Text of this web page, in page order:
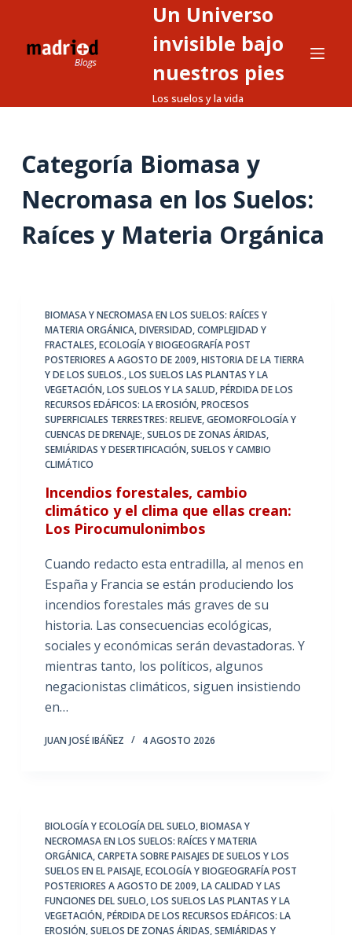
Un Universo
invisible bajo
nuestros pies
Los suelos y la vida
Categoría Biomasa y
Necromasa en los Suelos:
Raíces y Materia Orgánica
BIOMASA Y NECROMASA EN LOS SUELOS: RAÍCES Y
MATERIA ORGÁNICA,DIVERSIDAD, COMPLEJIDAD Y
FRACTALES,ECOLOGÍA Y BIOGEOGRAFÍA POST
POSTERIORES A AGOSTO DE 2009,HISTORIA DE LA TIERRA
Y DE LOS SUELOS.,LOS SUELOS LAS PLANTAS Y LA
VEGETACIÓN,LOS SUELOS Y LA SALUD,PÉRDIDA DE LOS
RECURSOS EDÁFICOS: LA EROSIÓN,PROCESOS
SUPERFICIALES TERRESTRES: RELIEVE, GEOMORFOLOGÍA Y
CUENCAS DE DRENAJE:,SUELOS DE ZONAS ÁRIDAS,
SEMIÁRIDAS Y DESERTIFICACIÓN,SUELOS Y CAMBIO
CLIMÁTICO
Incendios forestales, cambio
climático y el clima que ellas crean:
Los Pirocumulonimbos
Cuando redacto esta entradilla, al menos en
España y Francia se están produciendo los
incendios forestales más graves de su
historia. Las consecuencias ecológicas,
sociales y económicas serán devastadoras. Y
mientras tanto, los políticos, algunos
negacionistas climáticos, siguen insistiendo
en…
JUAN JOSÉ IBÁÑEZ 4 AGOSTO 2026
BIOLOGÍA Y ECOLOGÍA DEL SUELO,BIOMASA Y
NECROMASA EN LOS SUELOS: RAÍCES Y MATERIA
ORGÁNICA,CARPETA SOBRE PAISAJES DE SUELOS Y LOS
SUELOS EN EL PAISAJE,ECOLOGÍA Y BIOGEOGRAFÍA POST
POSTERIORES A AGOSTO DE 2009,LA CALIDAD Y LAS
FUNCIONES DEL SUELO,LOS SUELOS LAS PLANTAS Y LA
VEGETACIÓN,PÉRDIDA DE LOS RECURSOS EDÁFICOS: LA
EROSIÓN,SUELOS DE ZONAS ÁRIDAS, SEMIÁRIDAS Y